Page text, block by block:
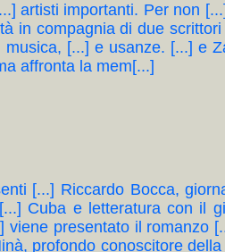
artisti importanti. Per non
in compagnia di due
musica, [...] e usanze. [...] e
affronta la mem[...]
[...] Riccardo Bocca,
Cuba e letteratura con il
viene presentato il romanzo
profondo conoscitore